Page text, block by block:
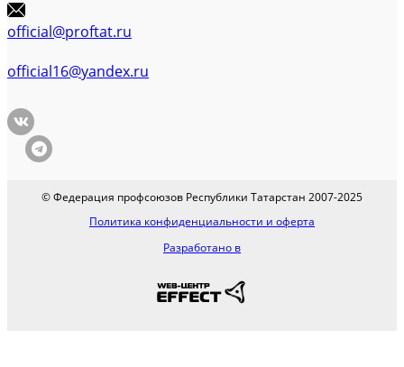
official@proftat.ru
official16@yandex.ru
© Федерация профсоюзов Республики Татарстан 2007-2025
Политика конфиденциальности и оферта
Разработано в